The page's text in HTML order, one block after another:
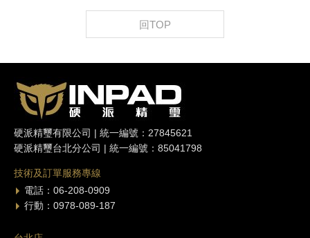
回TOP
硬派精璽有限公司 | 統一編號：27845621
硬派精璽台北分公司 | 統一編號：85041798
技術及訂單服務專線
電話：06-208-0909
行動：0978-089-187